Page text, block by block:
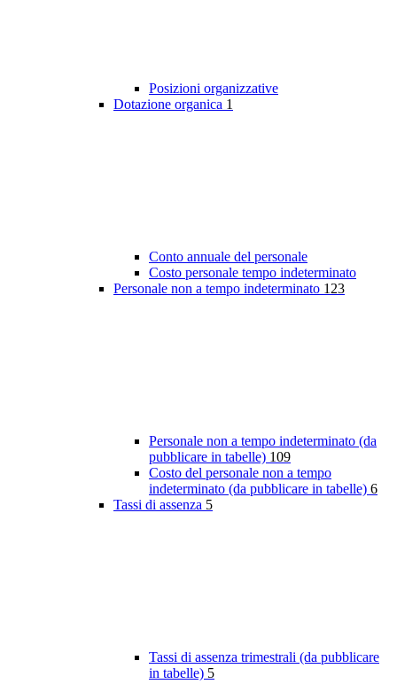
Posizioni organizzative
Dotazione organica 1
Conto annuale del personale
Costo personale tempo indeterminato
Personale non a tempo indeterminato 123
Personale non a tempo indeterminato (da
pubblicare in tabelle) 109
Costo del personale non a tempo
indeterminato (da pubblicare in tabelle) 6
Tassi di assenza 5
Tassi di assenza trimestrali (da pubblicare
in tabelle) 5